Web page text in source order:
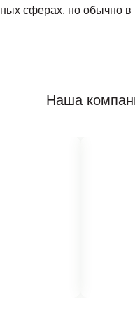
сферах, но обычно в
Наша